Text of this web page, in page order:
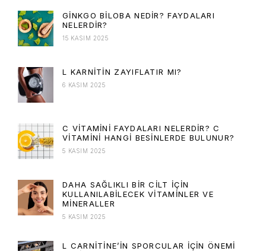
GINKGO BILOBA NEDIR? FAYDALARI
NELERDIR?
15 KASIM 2025
L KARNITIN ZAYIFLATIR MI?
6 KASIM 2025
C VITAMINI FAYDALARI NELERDIR? C
VITAMINI HANGI BESINLERDE BULUNUR?
5 KASIM 2025
DAHA SAĞLIKLI BIR CILT İÇIN
KULLANILABILECEK VITAMINLER VE
MINERALLER
5 KASIM 2025
L CARNITINE’IN SPORCULAR İÇIN ÖNEMI